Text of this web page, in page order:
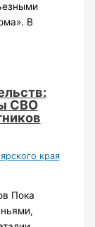
В
СВО
края
Пока